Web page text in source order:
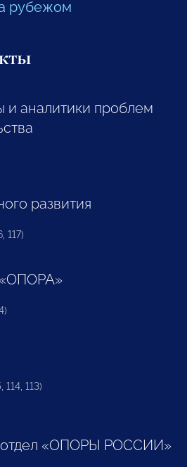
рубежом
и аналитики проблем
развития
117)
114, 113)
«ОПОРЫ РОССИИ»